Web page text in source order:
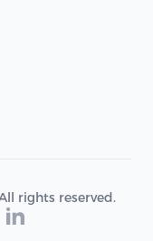
rights reserved.